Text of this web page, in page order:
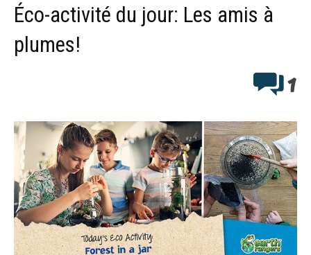
Éco-activité du jour: Les amis à
plumes!
1